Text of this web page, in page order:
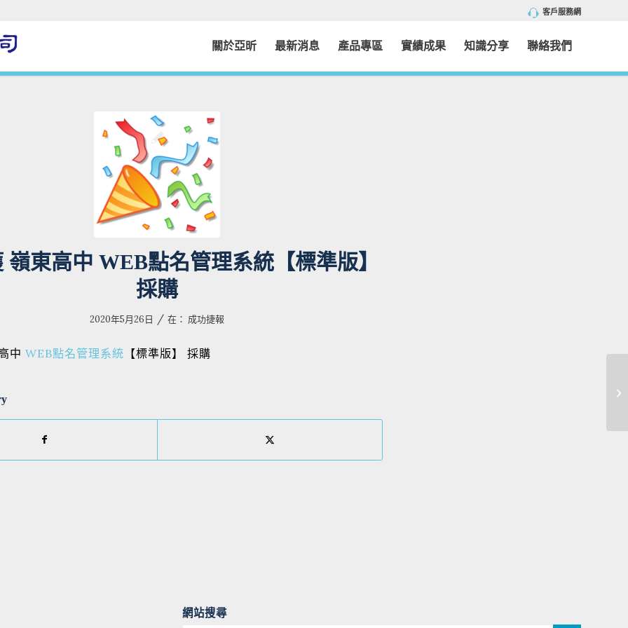
客戶服務網
關於亞昕 最新消息 產品專區 實績成果 知識分享 聯絡我們
嶺東高中 WEB點名管理系統【標準版】
採購
2020年5月26日 / 在： 成功捷報
中 WEB點名管理系統 【標準版】 採購
網站搜尋